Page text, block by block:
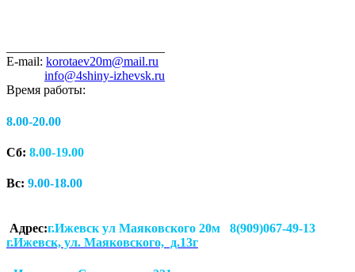
E-mail: korotaev20m@mail.ru
info@4shiny-izhevsk.ru
Время работы:
8.00-20.00
Сб: 8.00-19.00
Вс: 9.00-18.00
Адрес:г.Ижевск ул Маяковского 20м 8(909)067-49-13
г.Ижевск, ул. Маяковского, д.13г